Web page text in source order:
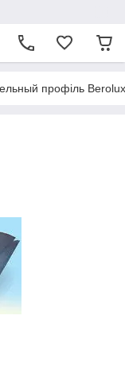
профіль